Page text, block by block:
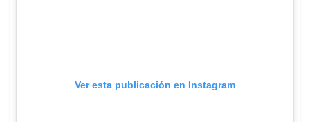
Ver esta publicación en Instagram